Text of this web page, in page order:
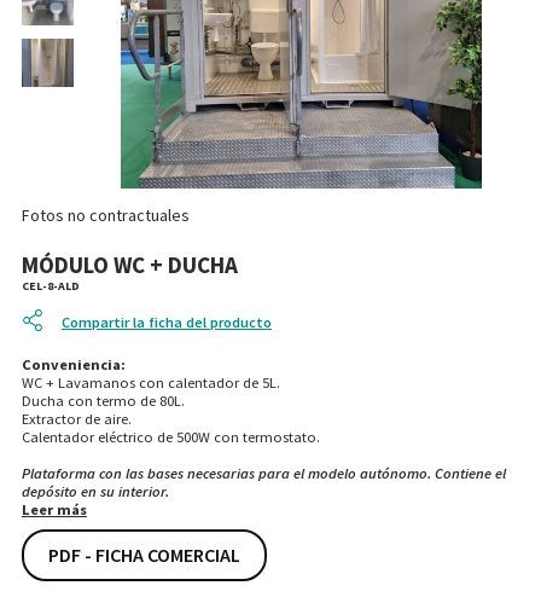
Fotos no contractuales
MÓDULO WC + DUCHA
CEL-8-ALD
Compartir la ficha del producto
Conveniencia:
WC + Lavamanos con calentador de 5L.
Ducha con termo de 80L.
Extractor de aire.
Calentador eléctrico de 500W con termostato.
Plataforma con las bases necesarias para el modelo autónomo. Contiene el
depósito en su interior.
Leer más
PDF - FICHA COMERCIAL